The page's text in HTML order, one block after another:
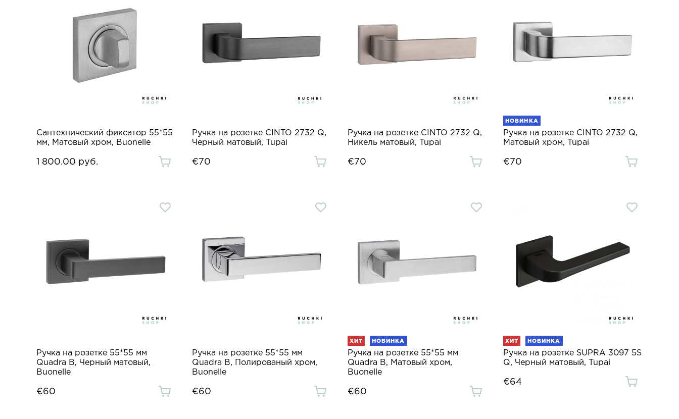
Сантехнический фиксатор 55*55
мм, Матовый хром, Buonelle
1 800.00 руб.
Ручка на розетке CINTO 2732 Q,
Черный матовый, Tupai
€70
Ручка на розетке CINTO 2732 Q,
Никель матовый, Tupai
€70
НОВИНКА
Ручка на розетке CINTO 2732 Q,
Матовый хром, Tupai
€70
Ручка на розетке 55*55 мм
Quadra B, Черный матовый,
Buonelle
€60
Ручка на розетке 55*55 мм
Quadra B, Полированый хром,
Buonelle
€60
ХИТ НОВИНКА
Ручка на розетке 55*55 мм
Quadra B, Матовый хром,
Buonelle
€60
ХИТ НОВИНКА
Ручка на розетке SUPRA 3097 5S
Q, Черный матовый, Tupai
€64